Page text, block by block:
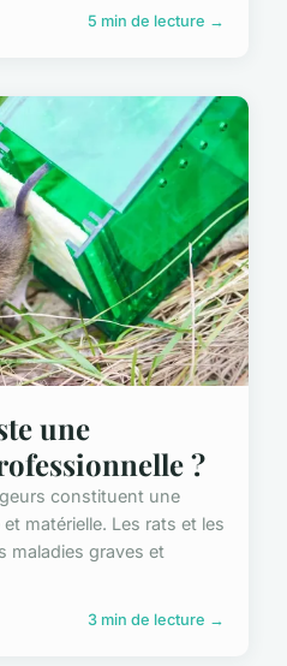
5 min de lecture →
une
?
constituent une
matérielle. Les rats et les
maladies graves et
3 min de lecture →